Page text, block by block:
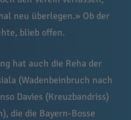
neu überlegen.» Ob der
blieb offen.
hat auch die Reha der
(Wadenbeinbruch nach
Davies (Kreuzbandriss)
die die Bayern-Bosse